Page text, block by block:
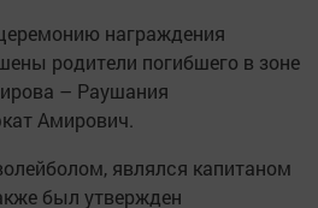
награждения
родители погибшего в зоне
– Раушания
Амирович.
являлся капитаном
был утвержден